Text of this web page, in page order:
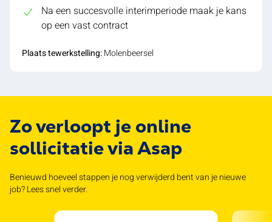
Na een succesvolle interimperiode maak je kans
op een vast contract
Plaats tewerkstelling:Molenbeersel
Zo verloopt je online
sollicitatie via Asap
Benieuwd hoeveel stappen je nog verwijderd bent van je nieuwe
job? Lees snel verder.